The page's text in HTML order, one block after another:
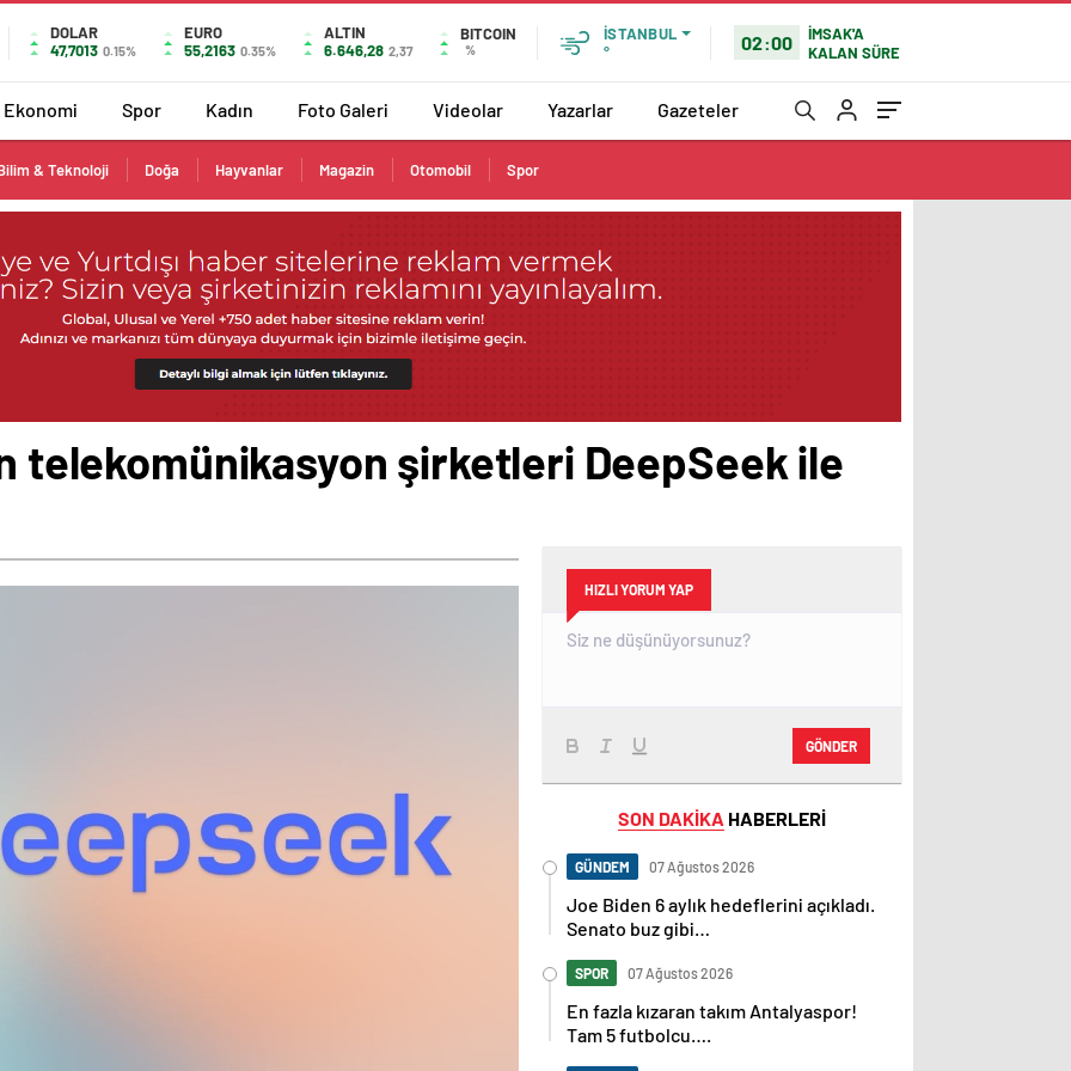
DOLAR
47,7013 0.15%
EURO
55,2163 0.35%
ALTIN
6.646,28 2,37
BITCOIN
%
İSTANBUL
°
02:00
İMSAK'A
KALAN SÜRE
Ekonomi Spor Kadın Foto Galeri Videolar Yazarlar Gazeteler
& Teknoloji Doğa Hayvanlar Magazin Otomobil Spor
telekomünikasyon şirketleri DeepSeek ile
HIZLI YORUM YAP
GÖNDER
SON DAKİKA HABERLERİ
GÜNDEM 07 Ağustos 2026
Joe Biden 6 aylık hedeflerini açıkladı.
Senato buz gibi…
SPOR 07 Ağustos 2026
En fazla kızaran takım Antalyaspor!
Tam 5 futbolcu….